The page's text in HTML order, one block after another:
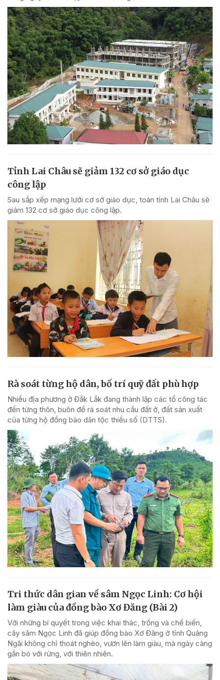
Tỉnh Lai Châu sẽ giảm 132 cơ sở giáo dục
công lập
Sau sắp xếp mạng lưới cơ sở giáo dục, toàn tỉnh Lai Châu sẽ
giảm 132 cơ sở giáo dục công lập.
Rà soát từng hộ dân, bố trí quỹ đất phù hợp
Nhiều địa phương ở Đắk Lắk đang thành lập các tổ công tác
đến từng thôn, buôn để rà soát nhu cầu đất ở, đất sản xuất
của từng hộ đồng bào dân tộc thiểu số (DTTS).
Tri thức dân gian về sâm Ngọc Linh: Cơ hội
làm giàu của đồng bào Xơ Đăng (Bài 2)
Với những bí quyết trong việc khai thác, trồng và chế biến,
cây sâm Ngọc Linh đã giúp đồng bào Xơ Đăng ở tỉnh Quảng
Ngãi không chỉ thoát nghèo, vươn lên làm giàu, mà ngày càng
gắn bó với rừng, với thiên nhiên.